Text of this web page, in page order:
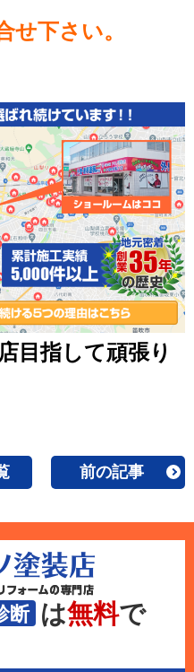
せ下さい。
目指して頑張り
前の記事
断 は無料で